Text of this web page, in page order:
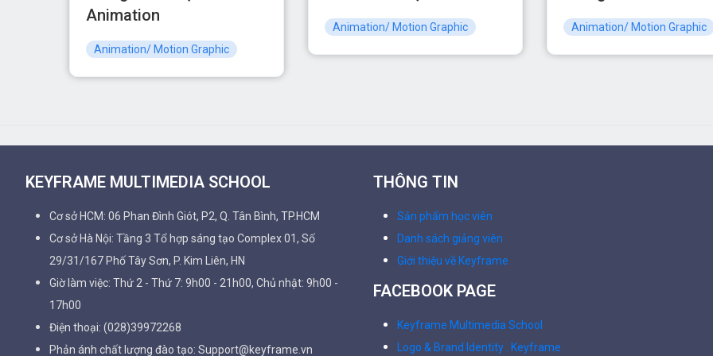
Animation
Animation/ Motion Graphic
Animation/ Motion Graphic Animation/ Motion Graphic
KEYFRAME MULTIMEDIA SCHOOL
Cơ sở HCM: 06 Phan Đình Giót, P2, Q. Tân Bình, TP.HCM
Cơ sở Hà Nội: Tầng 3 Tổ hợp sáng tạo Complex 01, Số
29/31/167 Phố Tây Sơn, P. Kim Liên, HN
Giờ làm việc: Thứ 2 - Thứ 7: 9h00 - 21h00, Chủ nhật: 9h00 -
17h00
Điện thoại: (028)39972268
Phản ánh chất lượng đào tạo: Support@keyframe.vn
THÔNG TIN
Sản phẩm học viên
Danh sách giảng viên
Giới thiệu về Keyframe
FACEBOOK PAGE
Keyframe Multimedia School
Logo & Brand Identity . Keyframe